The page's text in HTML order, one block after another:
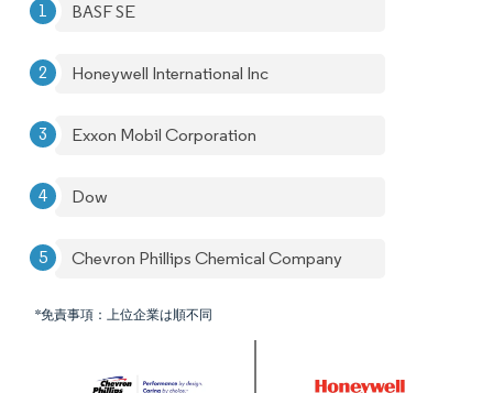
BASF SE
Honeywell International Inc
Exxon Mobil Corporation
Dow
Chevron Phillips Chemical Company
*免責事項：上位企業は順不同